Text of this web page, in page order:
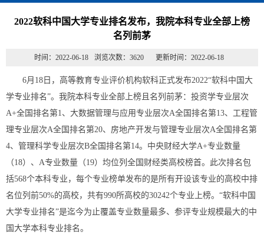
2022软科中国大学专业排名发布，我院本科专业全部上榜
名列前茅
时间：2022-06-18 浏览次数： 3620 更新时间：2022-06-18
6月18日，高等教育专业评价机构软科正式发布2022“软科中国大
学专业排名”。我院本科专业全部上榜且名列前茅：投资学专业层次
A+全国排名第1、大数据管理与应用专业层次A全国排名第13、工程管
理专业层次A全国排名第20、房地产开发与管理专业层次A全国排名第
4、管理科学专业层次B全国排名第14。中央财经大学A+专业数量
（18）、A专业数量（19）均位列全国财经类高校榜首。此次排名包
括568个本科专业，每个专业榜单发布的是所有开设该专业的高校中排
名位列前50%的高校，共有990所高校的30242个专业上榜。“软科中国
大学专业排名”是迄今为止覆盖专业数量最多、参评专业规模最大的中
国大学本科专业排名。